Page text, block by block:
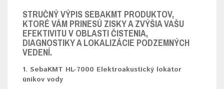
STRUČNÝ VÝPIS SEBAKMT PRODUKTOV,
KTORÉ VÁM PRINESÚ ZISKY A ZVÝŠIA VAŠU
EFEKTIVITU V OBLASTI ČISTENIA,
DIAGNOSTIKY A LOKALIZÁCIE PODZEMNÝCH
VEDENÍ.
1. SebaKMT HL-7000 Elektroakustický lokátor
únikov vody